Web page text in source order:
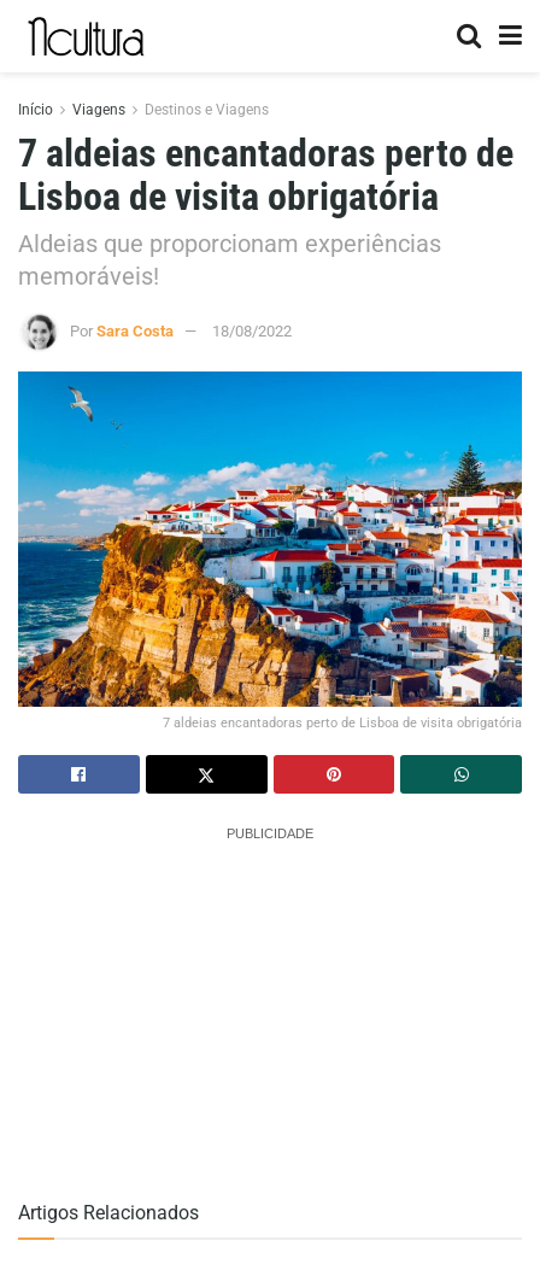
Início Viagens Destinos e Viagens
7 aldeias encantadoras perto de
Lisboa de visita obrigatória
Aldeias que proporcionam experiências
memoráveis!
Por Sara Costa 18/08/2022
7 aldeias encantadoras perto de Lisboa de visita obrigatória
PUBLICIDADE
Artigos Relacionados